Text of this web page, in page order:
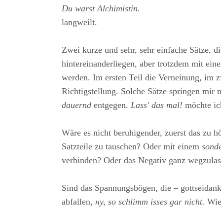
Du warst Alchimistin.
langweilt.
Zwei kurze und sehr, sehr einfache Sätze,
hintereinanderliegen, aber trotzdem mit
werden. Im ersten Teil die Verneinung, im
Richtigstellung. Solche Sätze springen mir
dauernd entgegen. Lass' das mal! möchte
Wäre es nicht beruhigender, zuerst das zu
Satzteile zu tauschen? Oder mit einem
verbinden? Oder das Negativ ganz
Sind das Spannungsbögen, die –
abfallen, ну, so schlimm isses gar nicht.